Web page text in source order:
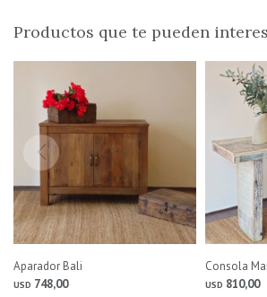
Productos que te pueden
Aparador Bali
USD 748,00
Consola
USD 810,00